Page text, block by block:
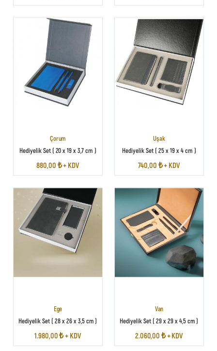
Çorum
Hediyelik Set ( 20 x 19 x 3,7 cm )
880,00 ₺ + KDV
Uşak
Hediyelik Set ( 25 x 19 x 4 cm )
740,00 ₺ + KDV
Ege
Hediyelik Set ( 28 x 26 x 3,5 cm )
1.980,00 ₺ + KDV
Van
Hediyelik Set ( 29 x 29 x 4,5 cm )
2.060,00 ₺ + KDV